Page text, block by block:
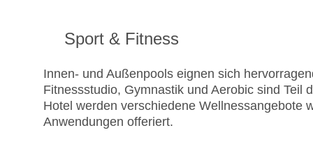
Sport & Fitness
Innen- und Außenpools eignen sich
Fitnessstudio, Gymnastik und Aerobic sind Teil
Hotel werden verschiedene Wellnessangebote
Anwendungen offeriert.